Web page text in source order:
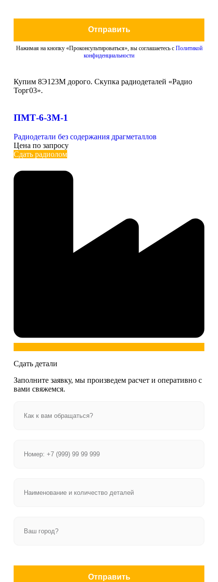
Отправить
Нажимая на кнопку «Проконсультироваться», вы соглашаетесь с Политикой
конфиденциальности
Купим 8Э123М дорого. Скупка радиодеталей «Радио
Торг03».
ПМТ-6-3М-1
Радиодетали без содержания драгметаллов
Цена по запросу
Сдать радиолом
Сдать детали
Заполните заявку, мы произведем расчет и оперативно с
вами свяжемся.
Отправить